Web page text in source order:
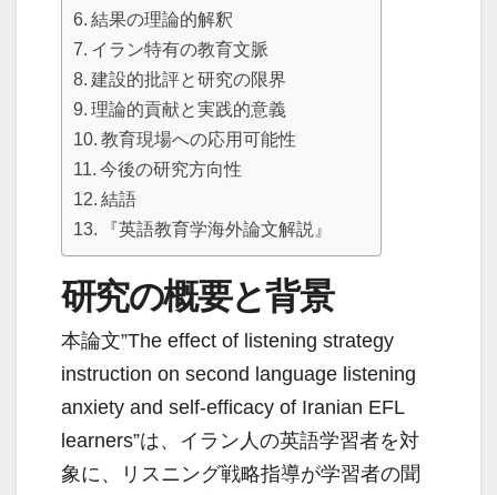
結果の理論的解釈
イラン特有の教育文脈
建設的批評と研究の限界
理論的貢献と実践的意義
教育現場への応用可能性
今後の研究方向性
結語
『英語教育学海外論文解説』
研究の概要と背景
本論文”The effect of listening strategy
instruction on second language listening
anxiety and self-efficacy of Iranian EFL
learners”は、イラン人の英語学習者を対
象に、リスニング戦略指導が学習者の聞